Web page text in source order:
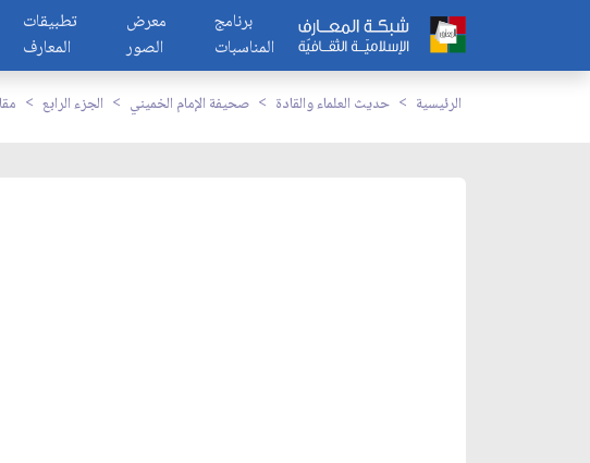
تطبيقات
المعارف
معرض
الصور
برنامج
المناسبات
الرئيسية حديث العلماء والقادة صحيفة الإمام الخميني الجزء الرابع